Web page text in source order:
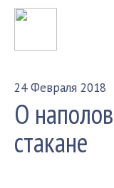
24 Февраля 2018
О
стакане